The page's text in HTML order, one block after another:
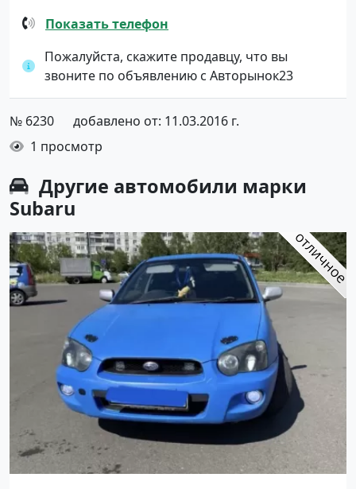
Показать телефон
Пожалуйста, скажите продавцу, что вы
звоните по объявлению с Авторынок23
№ 6230
добавлено от: 11.03.2016 г.
1 просмотр
Другие автомобили марки
Subaru